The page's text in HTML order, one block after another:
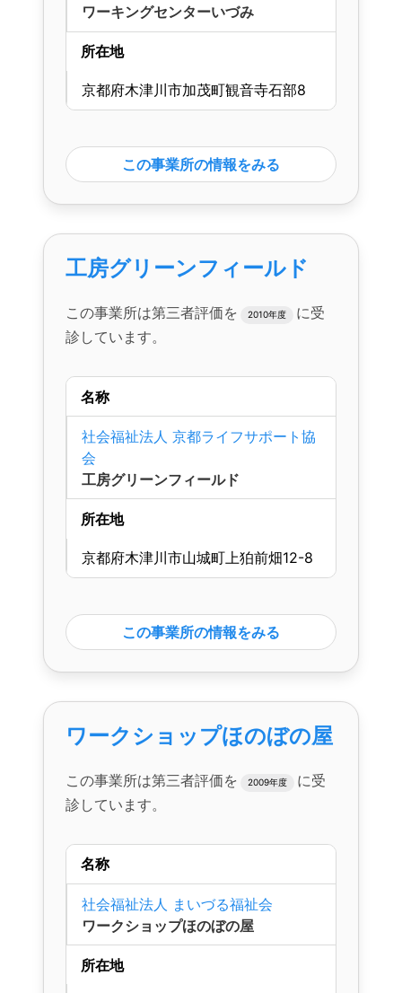
ワーキングセンターいづみ
所在地
京都府木津川市加茂町観音寺石部8
この事業所の情報をみる
工房グリーンフィールド
この事業所は第三者評価を 2010年度
に受
診しています。
名称
社会福祉法人 京都ライフサポート協
会
工房グリーンフィールド
所在地
京都府木津川市山城町上狛前畑12-8
この事業所の情報をみる
ワークショップほのぼの屋
この事業所は第三者評価を 2009年度
に受
診しています。
名称
社会福祉法人 まいづる福祉会
ワークショップほのぼの屋
所在地